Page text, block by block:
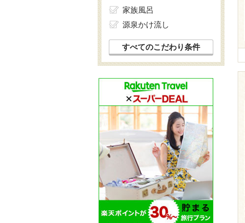
家族風呂
源泉かけ流し
すべてのこだわり条件